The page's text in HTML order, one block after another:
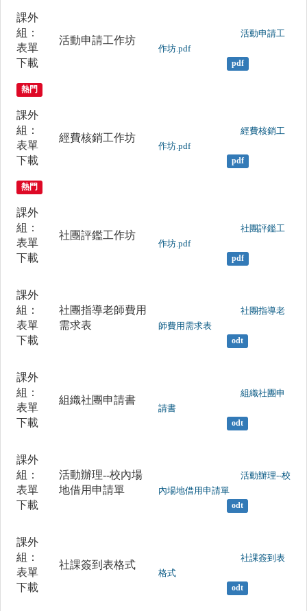
課外
組：
表單
下載
活動申請工作坊
作坊.pdf
pdf
熱門
課外
組：
表單
下載
經費核銷工作坊
作坊.pdf
pdf
熱門
課外
組：
表單
下載
社團評鑑工作坊
作坊.pdf
pdf
課外
組：
表單
下載
社團指導老師費用
需求表
師費用需求表
odt
課外
組：
表單
下載
組織社團申請書
請書
odt
課外
組：
表單
下載
活動辦理--校內場
地借用申請單
內場地借用申請單
odt
課外
組：
表單
下載
社課簽到表格式
格式
odt